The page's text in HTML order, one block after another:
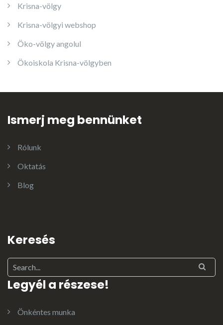
Krisna-völgy
Krisna-völgyi webshop
Öko-völgy angolul
Ökoiskola Krisna-völgyben
Ismerj meg bennünket
Rólunk
Oktatás
Blog
Keresés
Legyél a részese!
Önkéntes munka